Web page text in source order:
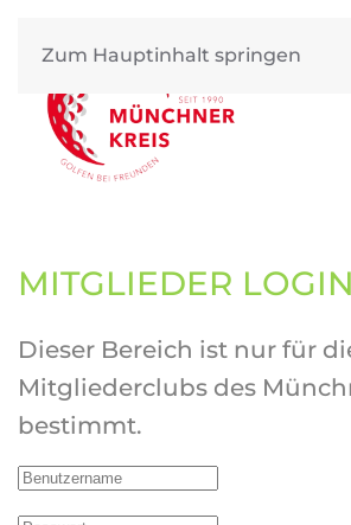
Zum Hauptinhalt springen
MITGLIEDER LOGIN
Dieser Bereich ist nur für
Mitgliederclubs des
bestimmt.